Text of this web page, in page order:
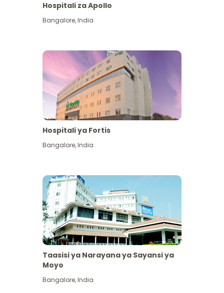
Hospitali za Apollo
Bangalore,India
Hospitali ya Fortis
Bangalore,India
Taasisi ya Narayana ya Sayansi ya
Moyo
Bangalore,India